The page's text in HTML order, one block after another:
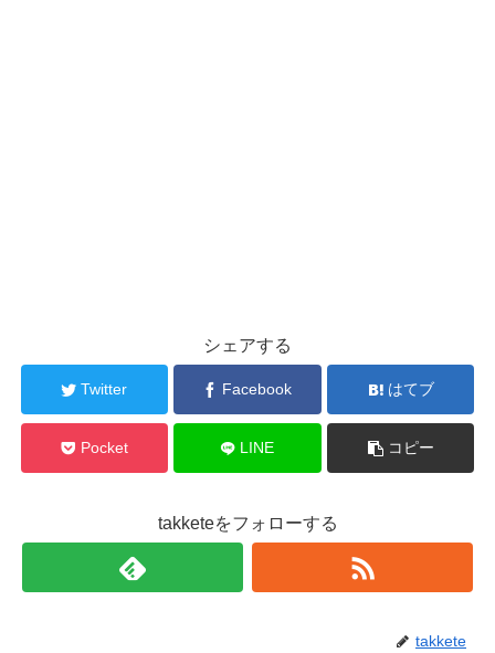
シェアする
Twitter Facebook はてブ
Pocket LINE コピー
takketeをフォローする
takkete